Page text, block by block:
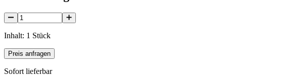
Inhalt: 1 Stück
Preis anfragen
Sofort lieferbar